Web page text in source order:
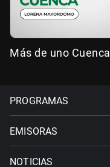
Más de uno Cuenca
PROGRAMAS
EMISORAS
NOTICIAS